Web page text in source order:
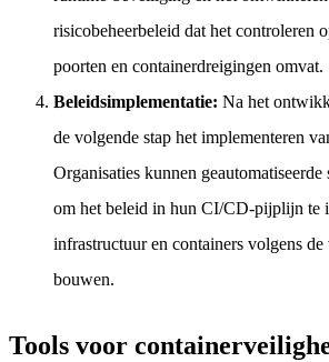
risicobeheerbeleid dat het controleren
poorten en containerdreigingen omvat.
Beleidsimplementatie: Na het
de volgende stap het implementeren
Organisaties kunnen
om het beleid in hun CI/CD-pijplijn te
infrastructuur en containers volgens de
bouwen.
Tools voor